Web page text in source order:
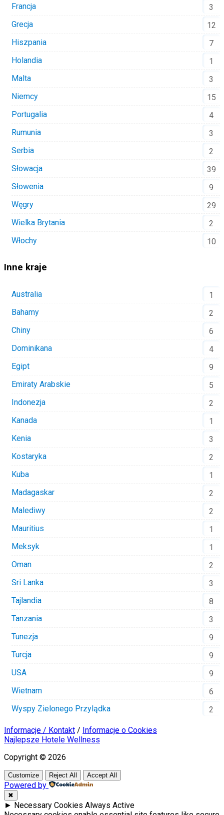
Francja
3
Grecja
12
Hiszpania
7
Holandia
1
Malta
3
Niemcy
15
Portugalia
4
Rumunia
3
Serbia
2
Słowacja
39
Słowenia
9
Węgry
29
Wielka Brytania
2
Włochy
10
Inne kraje
Australia
1
Bahamy
2
Chiny
6
Dominikana
4
Egipt
9
Emiraty Arabskie
5
Indonezja
2
Kanada
1
Kenia
3
Kostaryka
2
Kuba
1
Madagaskar
2
Malediwy
2
Mauritius
1
Meksyk
1
Oman
2
Sri Lanka
3
Tajlandia
8
Tanzania
3
Tunezja
9
Turcja
9
USA
9
Wietnam
6
Wyspy Zielonego Przylądka
2
Informacje / Kontakt / Informacje o Cookies
Najlepsze Hotele Wellness
Copyright © 2026
Customize Reject All Accept All
Powered by
✖
► Necessary Cookies Always Active